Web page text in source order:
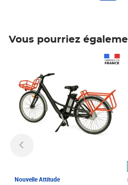
Vous pourriez
Nouvelle Attitude